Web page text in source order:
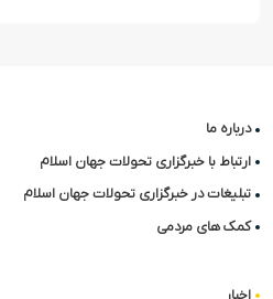
درباره ما
ارتباط با خبرگزاری تحولات جهان اسلام
تبلیغات در خبرگزاری تحولات جهان اسلام
کمک های مردمی
اخبار